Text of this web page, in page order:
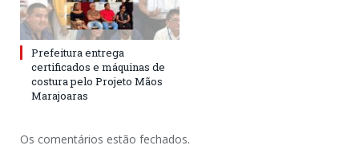
Prefeitura entrega
certificados e máquinas de
costura pelo Projeto Mãos
Marajoaras
Os comentários estão fechados.